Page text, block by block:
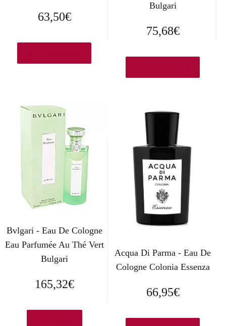
63,50€
Bulgari
75,68€
Bvlgari - Eau De Cologne
Eau Parfumée Au Thé Vert
Bulgari
165,32€
Acqua Di Parma - Eau De
Cologne Colonia Essenza
66,95€